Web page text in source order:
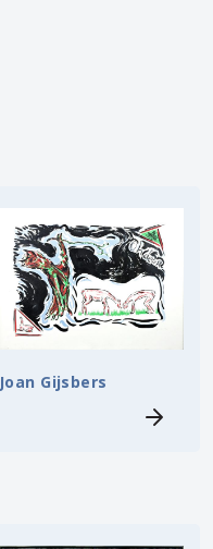
Joan Gijsbers